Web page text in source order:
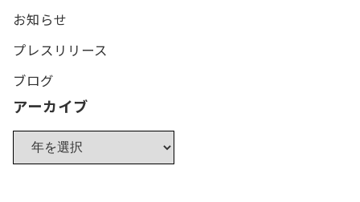
お知らせ
プレスリリース
ブログ
アーカイブ